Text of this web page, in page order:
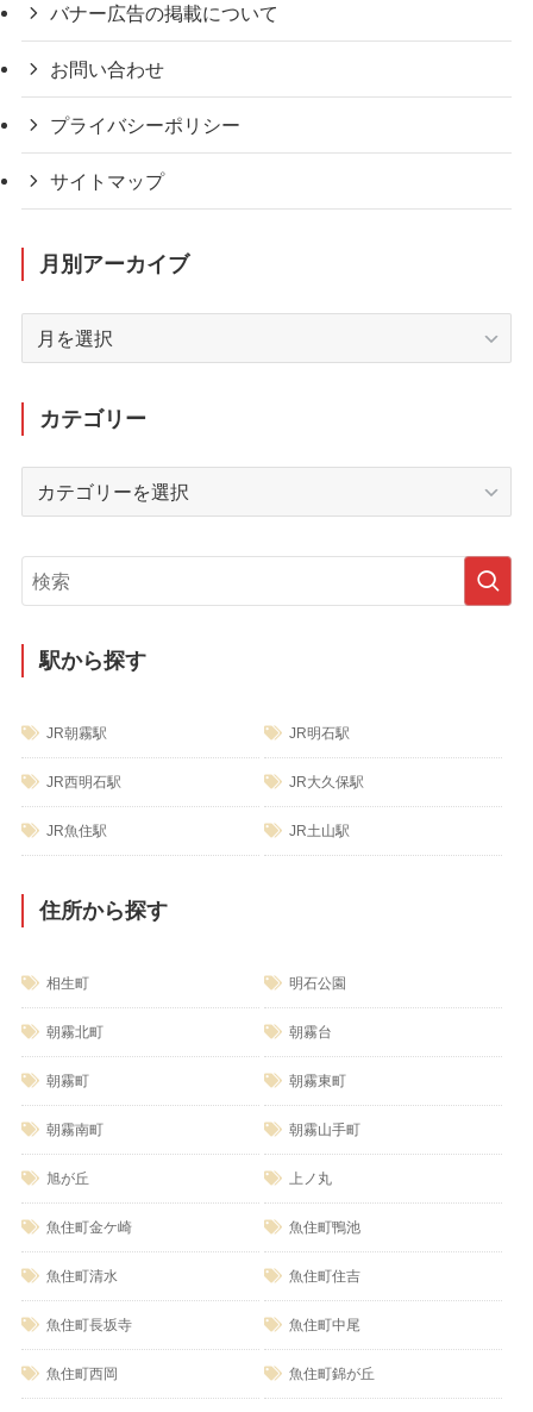
バナー広告の掲載について
お問い合わせ
プライバシーポリシー
サイトマップ
月別アーカイブ
イ
ブ
カテゴリー
リ
ー
駅から探す
JR朝霧駅 JR明石駅
JR西明石駅 JR大久保駅
JR魚住駅 JR土山駅
住所から探す
相生町 明石公園
朝霧北町 朝霧台
朝霧町 朝霧東町
朝霧南町 朝霧山手町
旭が丘 上ノ丸
魚住町金ケ崎 魚住町鴨池
魚住町清水 魚住町住吉
魚住町長坂寺 魚住町中尾
魚住町西岡 魚住町錦が丘